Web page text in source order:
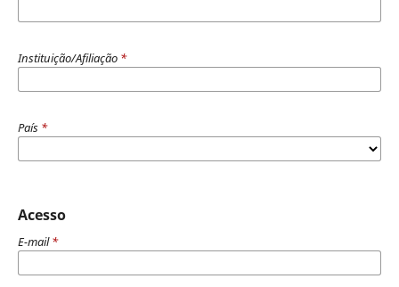
Instituição/Afiliação *
País *
Acesso
E-mail*